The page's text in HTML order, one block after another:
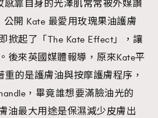
感靠自身的光澤肌常常被外媒讚
公開 Kate 最愛用玫瑰果油護膚
掀起了「The Kate Effect」，讓
後來英國媒體報導，原來Kate平
重的是護膚油與按摩護膚程序，
，畢竟誰想要滿臉油光的
油最大用途是保濕減少皮膚出